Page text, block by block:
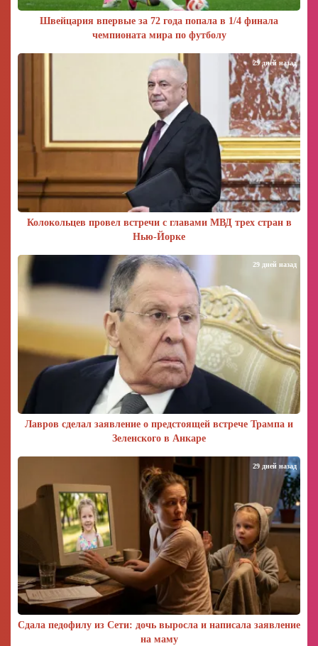
Швейцария впервые за 72 года попала в 1/4 финала
чемпионата мира по футболу
Колокольцев провел встречи с главами МВД трех стран в
Нью-Йорке
29 дней назад
Лавров сделал заявление о предстоящей встрече Трампа и
Зеленского в Анкаре
29 дней назад
Сдала педофилу из Сети: дочь выросла и написала заявление
на маму
29 дней назад